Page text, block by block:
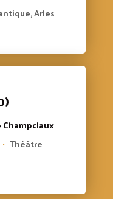
Arles
• Théâtre